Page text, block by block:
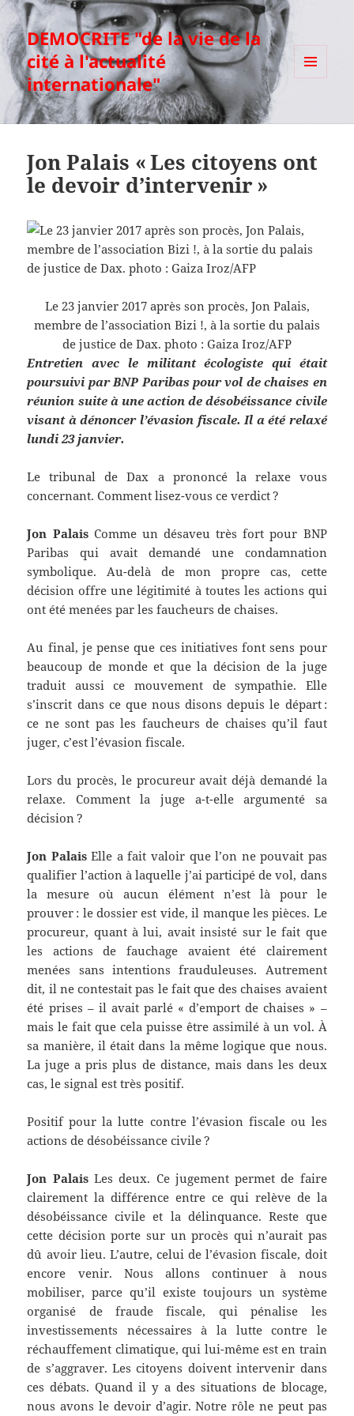
DEMOCRITE "de la vie de la
cité à l'actualité
internationale"
Jon Palais « Les citoyens ont
le devoir d’intervenir »
Le 23 janvier 2017 après son procès, Jon Palais,
membre de l’association Bizi !, à la sortie du palais
de justice de Dax. photo : Gaiza Iroz/AFP
Entretien avec le militant écologiste qui était
poursuivi par BNP Paribas pour vol de chaises en
réunion suite à une action de désobéissance civile
visant à dénoncer l’évasion fiscale. Il a été relaxé
lundi 23 janvier.
Le tribunal de Dax a prononcé la relaxe vous
concernant. Comment lisez-vous ce verdict ?
Jon PalaisComme un désaveu très fort pour BNP
Paribas qui avait demandé une condamnation
symbolique. Au-delà de mon propre cas, cette
décision offre une légitimité à toutes les actions qui
ont été menées par les faucheurs de chaises.
Au final, je pense que ces initiatives font sens pour
beaucoup de monde et que la décision de la juge
traduit aussi ce mouvement de sympathie. Elle
s’inscrit dans ce que nous disons depuis le départ :
ce ne sont pas les faucheurs de chaises qu’il faut
juger, c’est l’évasion fiscale.
Lors du procès, le procureur avait déjà demandé la
relaxe. Comment la juge a-t-elle argumenté sa
décision ?
Jon PalaisElle a fait valoir que l’on ne pouvait pas
qualifier l’action à laquelle j’ai participé de vol, dans
la mesure où aucun élément n’est là pour le
prouver : le dossier est vide, il manque les pièces. Le
procureur, quant à lui, avait insisté sur le fait que
les actions de fauchage avaient été clairement
menées sans intentions frauduleuses. Autrement
dit, il ne contestait pas le fait que des chaises avaient
été prises – il avait parlé « d’emport de chaises » –
mais le fait que cela puisse être assimilé à un vol. À
sa manière, il était dans la même logique que nous.
La juge a pris plus de distance, mais dans les deux
cas, le signal est très positif.
Positif pour la lutte contre l’évasion fiscale ou les
actions de désobéissance civile ?
Jon PalaisLes deux. Ce jugement permet de faire
clairement la différence entre ce qui relève de la
désobéissance civile et la délinquance. Reste que
cette décision porte sur un procès qui n’aurait pas
dû avoir lieu. L’autre, celui de l’évasion fiscale, doit
encore venir. Nous allons continuer à nous
mobiliser, parce qu’il existe toujours un système
organisé de fraude fiscale, qui pénalise les
investissements nécessaires à la lutte contre le
réchauffement climatique, qui lui-même est en train
de s’aggraver. Les citoyens doivent intervenir dans
ces débats. Quand il y a des situations de blocage,
nous avons le devoir d’agir. Notre rôle ne peut pas